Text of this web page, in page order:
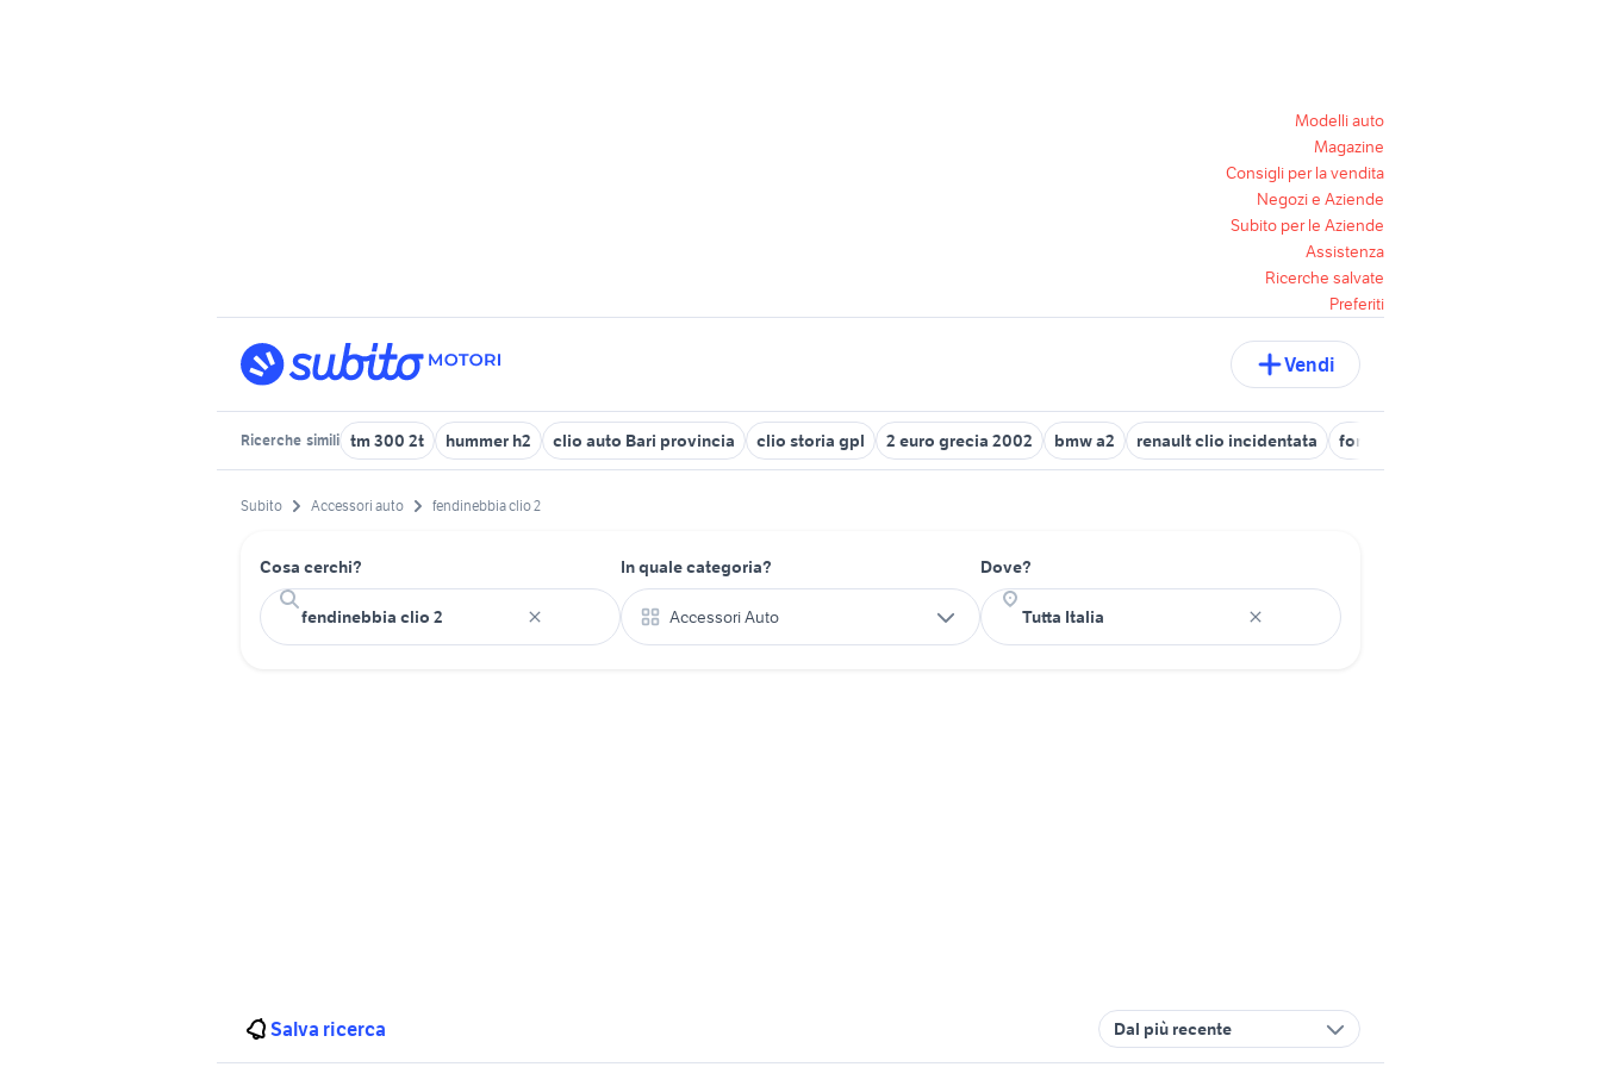
Modelli auto
Magazine
Consigli per la vendita
Negozi e Aziende
Subito per le Aziende
Assistenza
Ricerche salvate
Preferiti
Vendi
Ricerche simili tm 300 2t hummer h2 clio auto Bari provincia clio storia gpl 2 euro grecia 2002 bmw a2 renault clio incidentata ford focus st mk2
Subito Accessori auto fendinebbia clio 2
Cosa cerchi? In quale categoria?
Accessori Auto
Dove?
Salva ricerca Dal più recente